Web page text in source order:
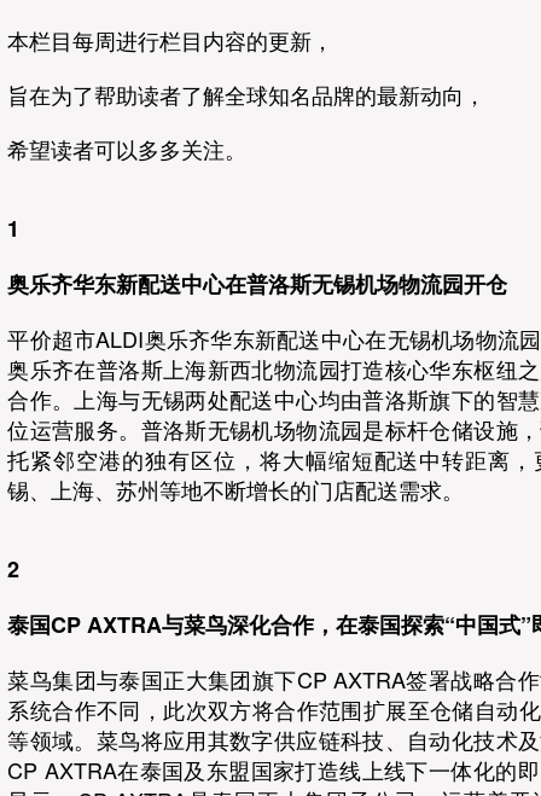
本栏目每周进行栏目内容的更新，
旨在为了帮助读者了解全球知名品牌的最新动向，
希望读者可以多多关注。
1
奥乐齐华东新配送中心在普洛斯无锡机场物流园开仓
平价超市ALDI奥乐齐华东新配送中心在无锡机场物流
奥乐齐在普洛斯上海新西北物流园打造核心华东枢纽
合作。上海与无锡两处配送中心均由普洛斯旗下的智
位运营服务。普洛斯无锡机场物流园是标杆仓储设施
托紧邻空港的独有区位，将大幅缩短配送中转距离
锡、上海、苏州等地不断增长的门店配送需求。
2
泰国CP AXTRA与菜鸟深化合作，在泰国探索“中国式”
菜鸟集团与泰国正大集团旗下CP AXTRA签署战略合
系统合作不同，此次双方将合作范围扩展至仓储自动
等领域。菜鸟将应用其数字供应链科技、自动化技术
CP AXTRA在泰国及东盟国家打造线上线下一体化的